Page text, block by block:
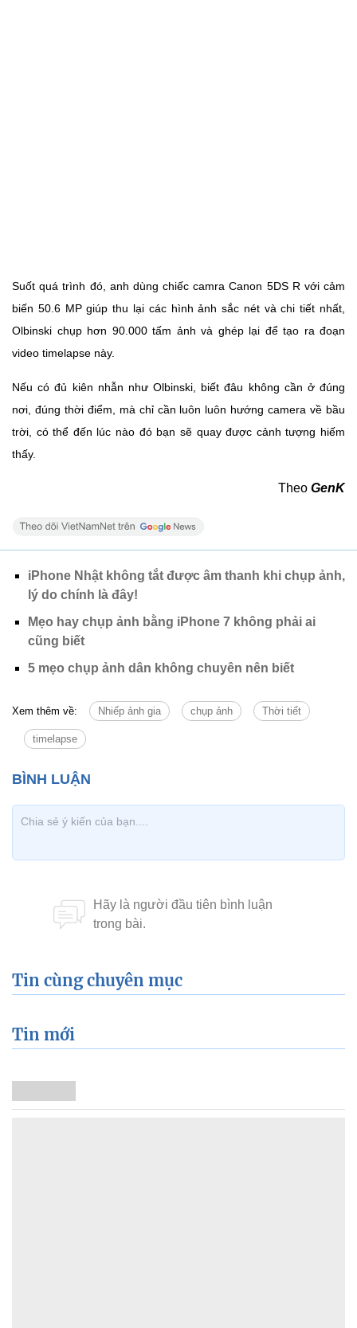
Suốt quá trình đó, anh dùng chiếc camra Canon 5DS R với cảm
biến 50.6 MP giúp thu lại các hình ảnh sắc nét và chi tiết nhất,
Olbinski chụp hơn 90.000 tấm ảnh và ghép lại để tạo ra đoạn
video timelapse này.
Nếu có đủ kiên nhẫn như Olbinski, biết đâu không cần ở đúng
nơi, đúng thời điểm, mà chỉ cần luôn luôn hướng camera về bầu
trời, có thể đến lúc nào đó bạn sẽ quay được cảnh tượng hiếm
thấy.
Theo GenK
iPhone Nhật không tắt được âm thanh khi chụp ảnh,
lý do chính là đây!
Mẹo hay chụp ảnh bằng iPhone 7 không phải ai
cũng biết
5 mẹo chụp ảnh dân không chuyên nên biết
Xem thêm về: Nhiếp ảnh gia chụp ảnh Thời tiết
timelapse
Tin cùng chuyên mục
Tin mới